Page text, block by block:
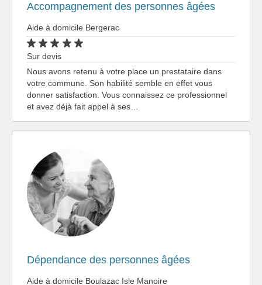
Accompagnement des personnes âgées
Aide à domicile Bergerac
Sur devis
Nous avons retenu à votre place un prestataire dans
votre commune. Son habilité semble en effet vous
donner satisfaction. Vous connaissez ce professionnel
et avez déjà fait appel à ses…
Dépendance des personnes âgées
Aide à domicile Boulazac Isle Manoire